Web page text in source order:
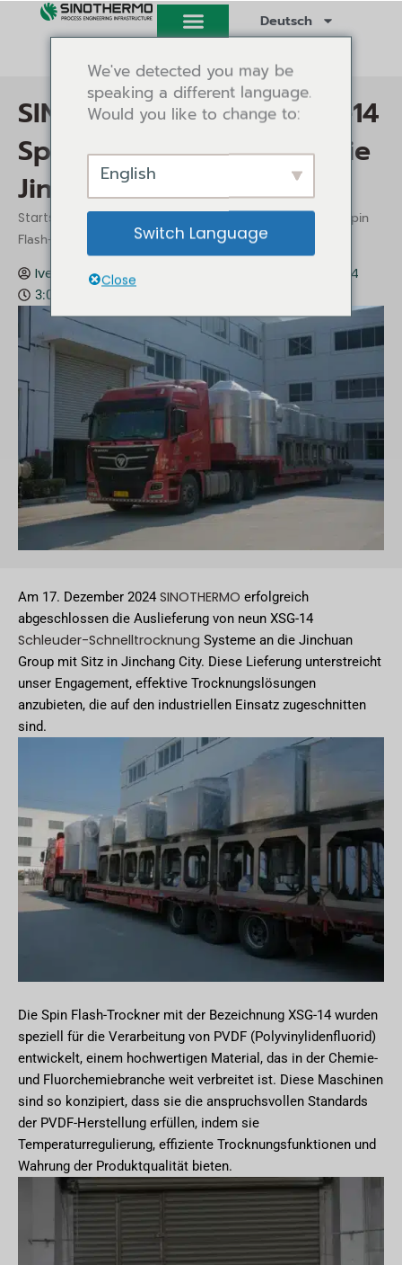
Deutsch
SINOTHERMO liefert XSG-14
Spin Flash-Trockner an die
Jinchuan Group
Startseite /
/ SINOTHERMO liefert XSG-14 Spin
Flash-Trockner an die Jinchuan Group
Ivey Tang Nachrichten 18. Dezember 2024
3:03 p.m.
Am 17. Dezember 2024 SINOTHERMO erfolgreich
abgeschlossen die Auslieferung von neun XSG-14
Schleuder-Schnelltrocknung Systeme an die Jinchuan
Group mit Sitz in Jinchang City. Diese Lieferung unterstreicht
unser Engagement, effektive Trocknungslösungen
anzubieten, die auf den industriellen Einsatz zugeschnitten
sind.
Die Spin Flash-Trockner mit der Bezeichnung XSG-14 wurden
speziell für die Verarbeitung von PVDF (Polyvinylidenfluorid)
entwickelt, einem hochwertigen Material, das in der Chemie-
und Fluorchemiebranche weit verbreitet ist. Diese Maschinen
sind so konzipiert, dass sie die anspruchsvollen Standards
der PVDF-Herstellung erfüllen, indem sie
Temperaturregulierung, effiziente Trocknungsfunktionen und
Wahrung der Produktqualität bieten.
We've detected you may be
speaking a different language.
Would you like to change to:
English
Switch Language
Close